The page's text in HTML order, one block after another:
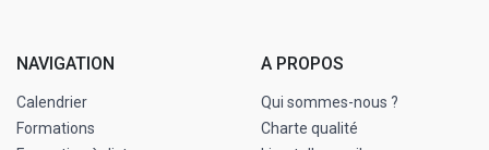
NAVIGATION
Calendrier
Formations
A PROPOS
Qui sommes-nous ?
Charte qualité